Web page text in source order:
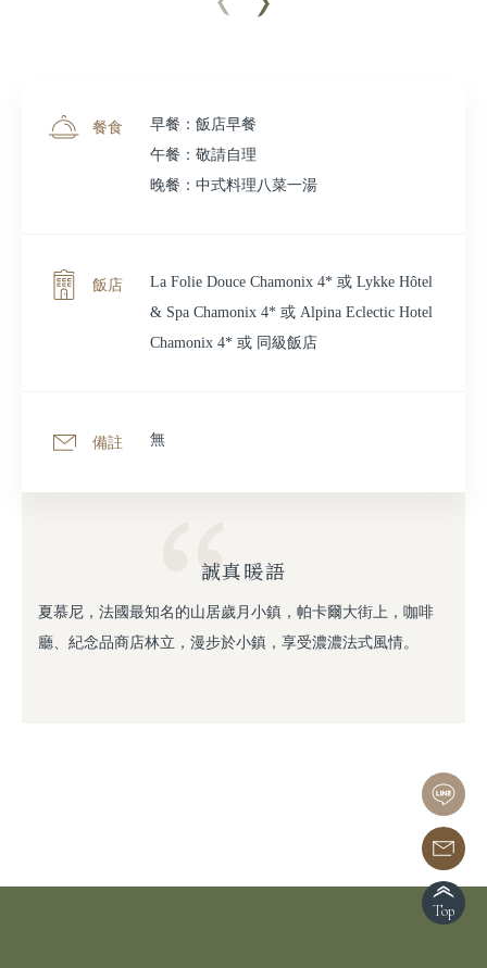
餐食
早餐：飯店早餐
午餐：敬請自理
晚餐：中式料理八菜一湯
飯店
La Folie Douce Chamonix 4* 或 Lykke Hôtel
& Spa Chamonix 4* 或 Alpina Eclectic Hotel
Chamonix 4* 或 同級飯店
備註 無
誠真暖語
夏慕尼，法國最知名的山居歲月小鎮，帕卡爾大街上，咖啡
廳、紀念品商店林立，漫步於小鎮，享受濃濃法式風情。
Top